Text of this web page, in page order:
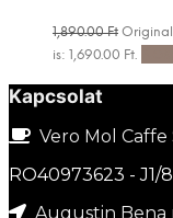
1,890.00Ft Original
is: 1,690.00 Ft.
Kapcsolat
Vero Mol Caffe
RO40973623 - J1/
Augustin Bena